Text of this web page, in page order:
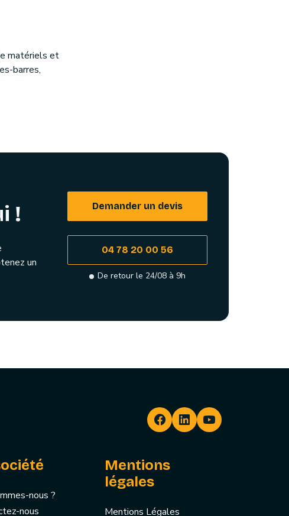
matériels et
barres,
!
un
Demander un devis
04 78 20 00 56
De retour le 24/08 à 9h
nous ?
nous
Mentions
légales
Mentions Légales